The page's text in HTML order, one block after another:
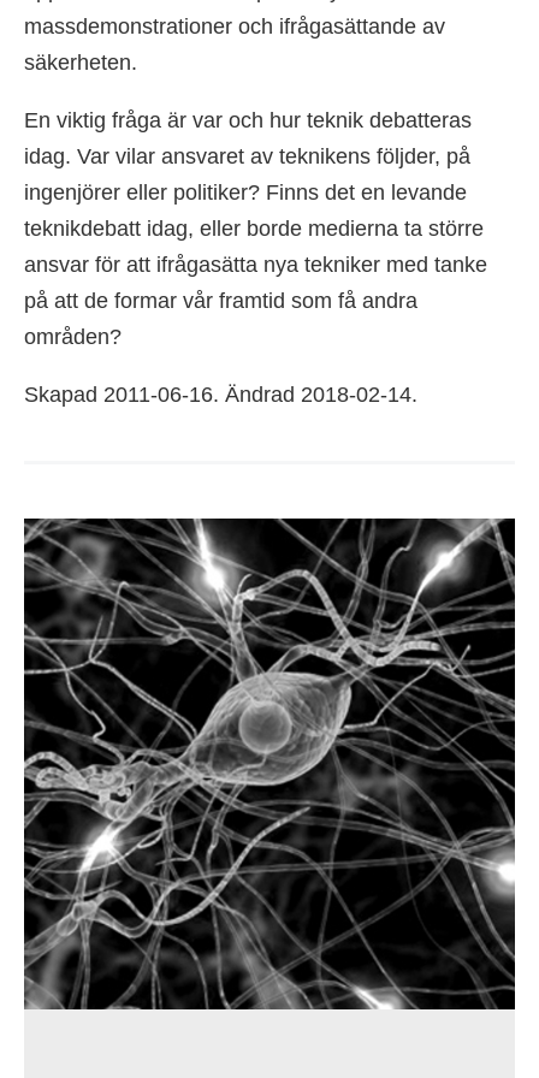
massdemonstrationer och ifrågasättande av
säkerheten.
En viktig fråga är var och hur teknik debatteras
idag. Var vilar ansvaret av teknikens följder, på
ingenjörer eller politiker? Finns det en levande
teknikdebatt idag, eller borde medierna ta större
ansvar för att ifrågasätta nya tekniker med tanke
på att de formar vår framtid som få andra
områden?
Skapad 2011-06-16. Ändrad 2018-02-14.